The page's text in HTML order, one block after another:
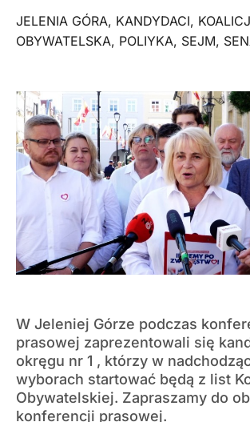
JELENIA GÓRA, KANDYDACI,
OBYWATELSKA, POLIYKA, SEJM,
W Jeleniej Górze podczas
prasowej zaprezentowali się
okręgu nr 1 , którzy w
wyborach startować będą z list
Obywatelskiej. Zapraszamy do
konferencji prasowej.